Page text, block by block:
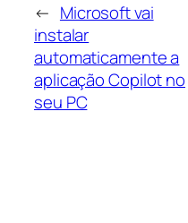
← Microsoft vai
instalar
automaticamente a
aplicação Copilot no
seu PC